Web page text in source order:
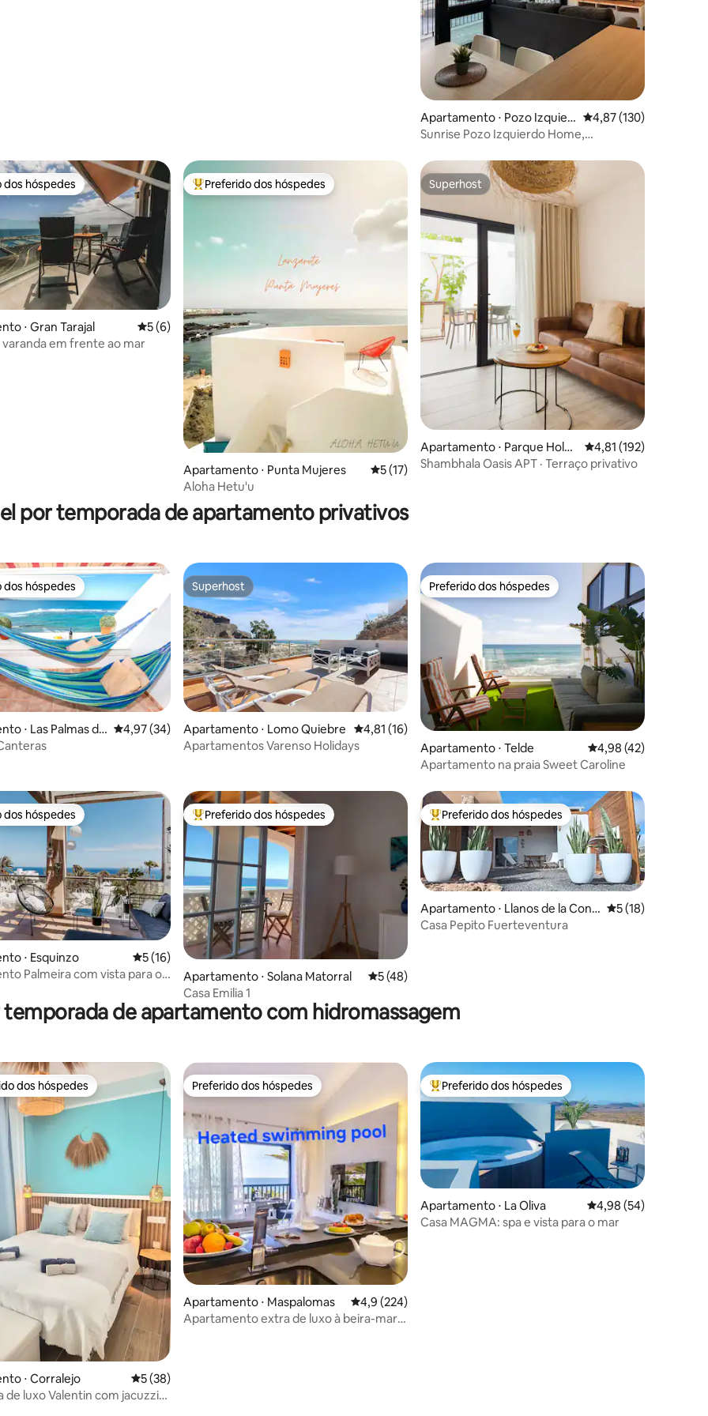
Apartamento ⋅ Pozo Izquier
do
4,87 de uma avaliação
4,87 (130)
Sunrise Pozo Izquierdo Home,
de 5, 132 avaliações
dos hóspedes
dos hóspedes
⋅ Gran Tarajal 5 de uma avaliação média de 5, 6 avaliações
5 (6)
varanda em frente ao mar
Entre os melhores preferidos dos hóspedes
Preferido dos hóspedes
Apartamento ⋅ Punta Mujeres 5 de uma avaliação média de 5, 17 avaliações
5 (17)
Aloha Hetu'u
Superhost
Superhost
Apartamento ⋅ Parque Holan
dés
4,81 de uma avaliação
4,81 (192)
Shambhala Oasis APT · Terraço privativo
por temporada de apartamento privativos
de 5, 13 avaliações
dos hóspedes
dos hóspedes
⋅ Las Palmas da
4,97 de uma avaliação média de 5, 34 avaliações
4,97 (34)
Superhost
Superhost
Apartamento ⋅ Lomo Quiebre 4,81 de uma avaliação média de 5, 16 avaliações
4,81 (16)
Apartamentos Varenso Holidays
Preferido dos hóspedes
Preferido dos hóspedes
Apartamento ⋅ Telde 4,98 de uma
4,98 (42)
Apartamento na praia Sweet Caroline
de 5, 22 avaliações
dos hóspedes
dos hóspedes
⋅ Esquinzo 5 de uma avaliação média de 5, 16 avaliações
5 (16)
Palmeira com vista para o
Entre os melhores preferidos dos hóspedes
Preferido dos hóspedes
Apartamento ⋅ Solana Matorral 5 de uma avaliação média de 5, 48 avaliações
5 (48)
Casa Emilia 1
Entre os melhores preferidos dos hóspedes
Preferido dos hóspedes
Apartamento ⋅ Llanos de la Conc
epción
5 de uma
5 (18)
Casa Pepito Fuerteventura
de apartamento com hidromassagem
de 5, 30 avaliações
preferidos dos hóspedes
dos hóspedes
⋅ Corralejo 5 de uma avaliação média de 5, 38 avaliações
5 (38)
de luxo Valentin com jacuzzi
Preferido dos hóspedes
Preferido dos hóspedes
Apartamento ⋅ Maspalomas 4,9 de uma avaliação média de 5, 224 avaliações
4,9 (224)
Apartamento extra de luxo à beira-mar
Entre os melhores preferidos dos hóspedes
Preferido dos hóspedes
Apartamento ⋅ La Oliva 4,98 de uma
4,98 (54)
Casa MAGMA: spa e vista para o mar